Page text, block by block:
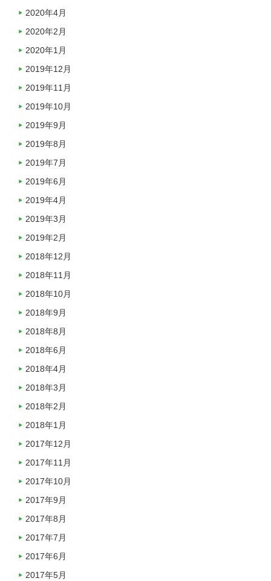
2020年4月
2020年2月
2020年1月
2019年12月
2019年11月
2019年10月
2019年9月
2019年8月
2019年7月
2019年6月
2019年4月
2019年3月
2019年2月
2018年12月
2018年11月
2018年10月
2018年9月
2018年8月
2018年6月
2018年4月
2018年3月
2018年2月
2018年1月
2017年12月
2017年11月
2017年10月
2017年9月
2017年8月
2017年7月
2017年6月
2017年5月